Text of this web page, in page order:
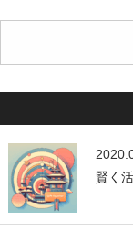
賢く